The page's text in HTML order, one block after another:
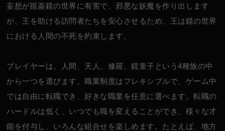
妄想が崑崙鏡の世界に有害で、邪悪な妖魔を作り出します
が、王を助ける訪問者たちを安心させるため、王は鏡の世界
における人間の不死を約束します。
プレイヤーは、人間、天人、修羅、鏡童子という4種族の中
から一つを選びます。職業制度はフレキシブルで、ゲーム中
では自由に転職でき、好きな職業を任意に選べます。転職の
ハードルは低く、いつでも職を変えることができ、様々な才
能を付与し、いろんな組合せを楽しめます。たとえば、地方